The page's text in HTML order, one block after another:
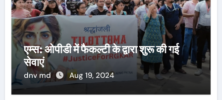
एम्स: ओपीडी में फैकल्टी के द्वारा शुरू की गई
सेवाएं
dnv md Aug 19, 2024